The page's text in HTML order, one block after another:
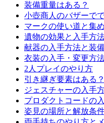
装備重量はある？
小壺商人のバザーで
マークの使い道と集
遺物の効果と入手方
献器の入手方法と装
衣装の入手・変更方
2人プレイのやり方
引き継ぎ要素はある？
ジェスチャーの入手
プロダクトコードの
姿見の場所と解放条